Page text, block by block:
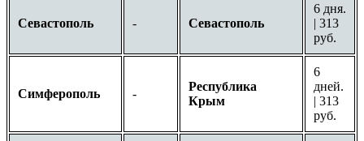
Севастополь - Севастополь
6 дня.
| 313
руб.
Симферополь -
Республика
Крым
6
дней.
| 313
руб.